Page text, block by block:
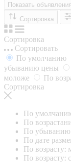
Показать объявления
Сортировка
Сортировка
Сортировать
По умолчанию
убыванию цены
моложе
По
Сортировка
По
По
По
По дате
По возрасту:
По возрасту: